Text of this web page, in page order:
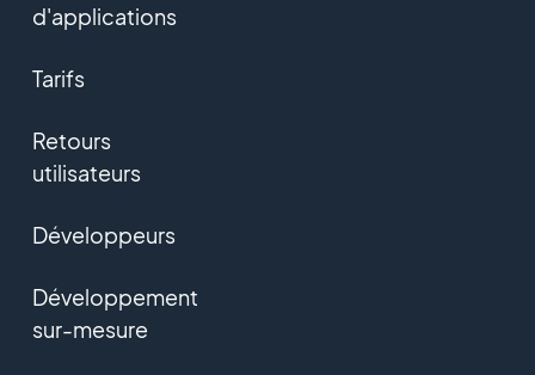
d'applications
Tarifs
Retours
utilisateurs
Développeurs
Développement
sur-mesure